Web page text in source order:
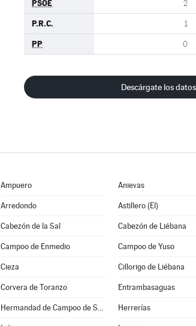
PSOE 2
P.R.C. 1
PP 0
Descárgate los
Ampuero Anievas
Arredondo Astillero (El)
Cabezón de la Sal Cabezón de Liébana
Campoo de Enmedio Campoo de Yuso
Cieza Cillorigo de Liébana
Corvera de Toranzo Entrambasaguas
Hermandad de Campoo de Suso Herrerías